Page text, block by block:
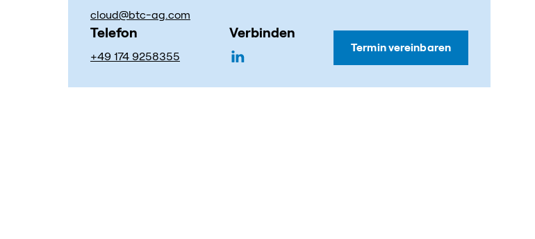
cloud@btc-ag.com
Telefon
+49 174 9258355
Verbinden
Termin vereinbaren